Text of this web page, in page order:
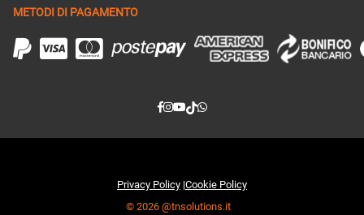
METODI DI PAGAMENTO
Privacy Policy |Cookie Policy
© 2026 @tnsolutions.it